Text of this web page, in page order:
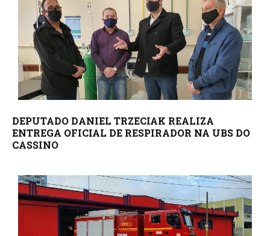
DEPUTADO DANIEL TRZECIAK REALIZA
ENTREGA OFICIAL DE RESPIRADOR NA UBS DO
CASSINO